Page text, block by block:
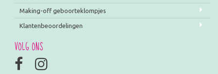
Making-off geboorteklompjes
Klantenbeoordelingen
VOLG ONS